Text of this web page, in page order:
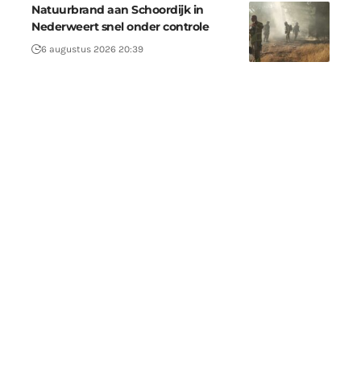
Natuurbrand aan Schoordijk in
Nederweert snel onder controle
6 augustus 2026 20:39